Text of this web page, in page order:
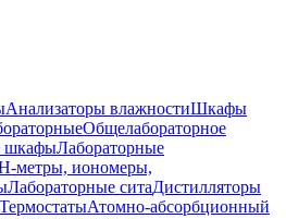
Анализаторы влажностиШкафы
Общелабораторное
шкафыЛабораторные
метры, иономеры,
Лабораторные ситаДистилляторы
ТермостатыАтомно-абсорбционный